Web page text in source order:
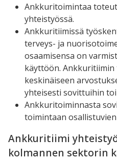
Ankkuritoimintaa
yhteistyössä.
Ankkuritiimissä
terveys- ja
osaamisensa on
käyttöön.
keskinäiseen
yhteisesti sovittuihin
Ankkuritoiminnasta
toimintaan
Ankkuritiimi
kolmannen sektorin